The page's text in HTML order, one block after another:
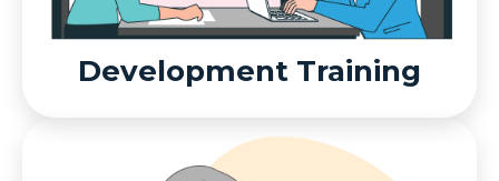
Development Training